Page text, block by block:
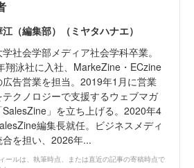
（編集部）（ミヤタハナエ）
社会学部メディア社会学科卒業。
翔泳社に入社、MarkeZine・ECzine
広告営業を担当。2019年1月に営業
クノロジーで支援するウェブマガ
SalesZine」を立ち上げる。2020年4
編集長就任。ビジネスメディ
合を担い、2026年...
ールは、執筆時点、または直近の記事の寄稿時点で